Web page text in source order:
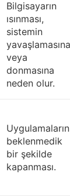
Bilgisayarın
ısınması,
sistemin
yavaşlamasına
veya
donmasına
neden olur.
Uygulamaların
beklenmedik
bir şekilde
kapanması.